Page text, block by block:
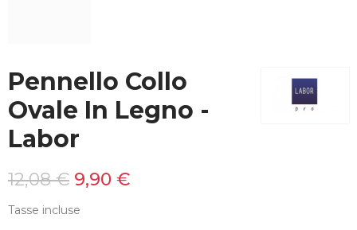
Pennello Collo
Ovale In Legno -
Labor
12,08 € 9,90 €
Tasse incluse